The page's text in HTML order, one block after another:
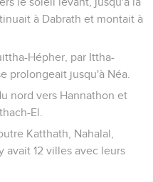
à Dabrath et montait à
Hépher, par Ittha-
prolongeait jusqu'à Néa.
nord vers Hannathon et
El.
Katthath, Nahalal,
avait 12 villes avec leurs